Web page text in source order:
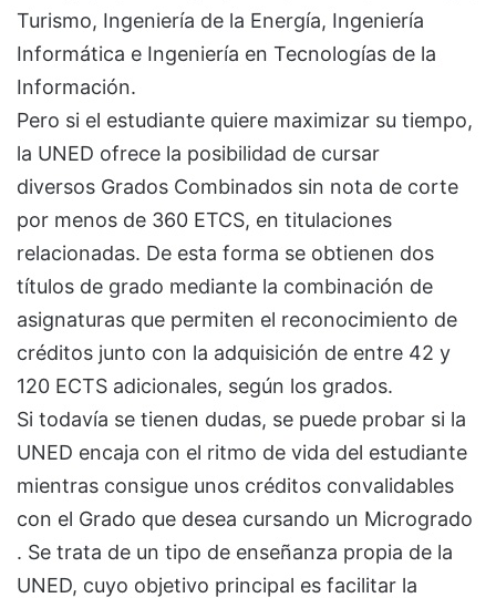
Turismo, Ingeniería de la Energía, Ingeniería
Informática e Ingeniería en Tecnologías de la
Información.
Pero si el estudiante quiere maximizar su tiempo,
la UNED ofrece la posibilidad de cursar
diversos Grados Combinados sin nota de corte
por menos de 360 ETCS, en titulaciones
relacionadas. De esta forma se obtienen dos
títulos de grado mediante la combinación de
asignaturas que permiten el reconocimiento de
créditos junto con la adquisición de entre 42 y
120 ECTS adicionales, según los grados.
Si todavía se tienen dudas, se puede probar si la
UNED encaja con el ritmo de vida del estudiante
mientras consigue unos créditos convalidables
con el Grado que desea cursando un Microgrado
. Se trata de un tipo de enseñanza propia de la
UNED, cuyo objetivo principal es facilitar la